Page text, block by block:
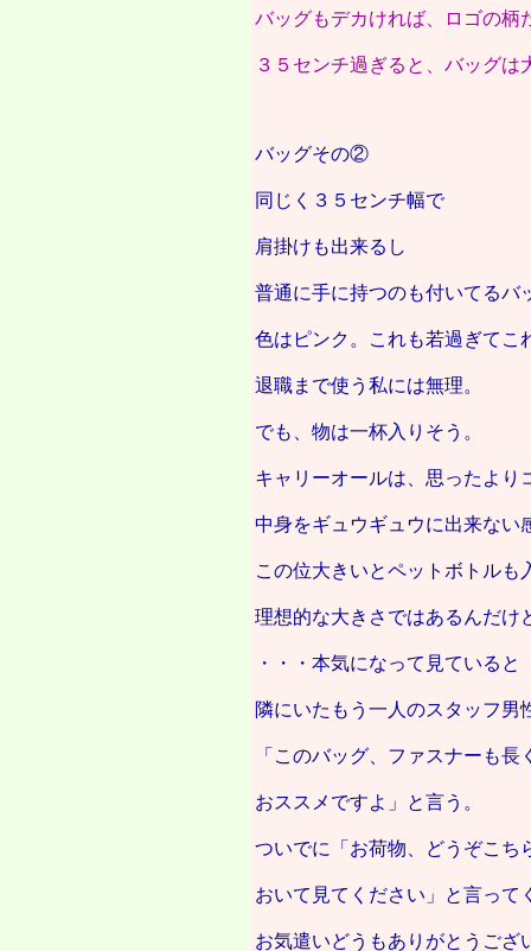
バッグもデカければ、ロゴの柄
３５センチ過ぎると、バッグは
バッグその②
同じく３５センチ幅で
肩掛けも出来るし
普通に手に持つのも付いてるバ
色はピンク。これも若過ぎてこ
退職まで使う私には無理。
でも、物は一杯入りそう。
キャリーオールは、思ったより
中身をギュウギュウに出来ない
この位大きいとペットボトルも
理想的な大きさではあるんだけ
・・・本気になって見ていると
隣にいたもう一人のスタッフ男
「このバッグ、ファスナーも長
おススメですよ」と言う。
ついでに「お荷物、どうぞこち
おいて見てください」と言って
お気遣いどうもありがとうござ